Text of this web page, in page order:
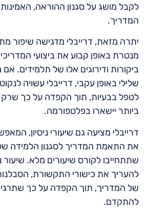
לקבל מושג על סגנון ההוראה, האמינות
המדריך.
יתרה מזאת, דרייבלי מדגישה שיפור
מנטרת באופן קבוע את ביצועי
ביקורות ודירוגים אלו של תלמידים.
שלילי באופן עקבי, דרייבלי עשויה
לטפל בבעיות, תוך הקפדה על כך שרק
ביותר יישארו בפלטפורמה.
דרייבלי מציעה גם שיעורי ניסיון,
את התאמת המדריך לסגנון הלמידה
שתתחייבו לקורס שיעורים מלא. שיעור
להעריך את כישורי התקשורת,
של המדריך, תוך הקפדה על כך
להתקדם.